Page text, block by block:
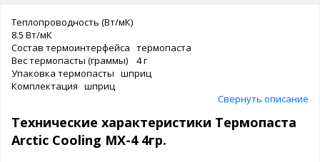
Теплопроводность (Вт/мК)
8.5 Вт/мК
Состав термоинтерфейса термопаста
Вес термопасты (граммы) 4 г
Упаковка термопасты шприц
Комплектация шприц
Свернуть описание
Технические характеристики Термопаста
Arctic Cooling MX-4 4гр.